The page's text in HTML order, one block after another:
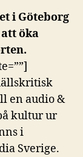
i Göteborg
öka
en audio &
kultur ur
i
Sverige.